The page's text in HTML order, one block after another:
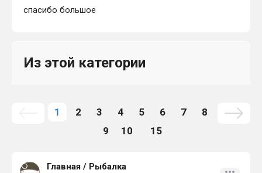
спасибо большое
Из этой категории
1 2 3 4 5 6 7
8
9
10 15
Главная / Рыбалка